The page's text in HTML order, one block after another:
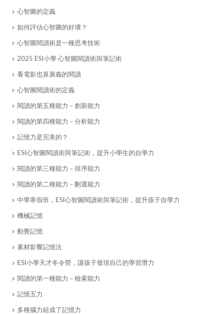
​心智圖的定義
​如何評估心智圖的好壞？
心智圖閱讀術是一種思考技術
2025 ESI小學 心智圖閱讀術與筆記術
​看電影也算廣義的閱讀
心智圖閱讀術的定義
​閱讀的第五種能力－創新能力
​閱讀的第四種能力－分析能力
記憶力是完美的？
ESI心智圖閱讀術與筆記術，提升小學生的自學力
​閱讀的第三種能力－排序能力
​閱讀的第二種能力－刪選能力
中學寒假班，ESI心智圖閱讀術與筆記術，提升孩子自學力
​機械記憶
​動覺記憶
素材影響記憶法
ESI小學天才冬令營，讓孩子發現自己的學習潛力
閱讀的第一種能力－檢索能力
記憶五力
多種腦力組成了記憶力